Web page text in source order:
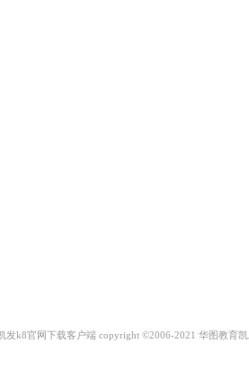
发k8官网下载客户端 copyright ©2006-2021 华图教育